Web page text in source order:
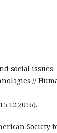
social issues
//
Society